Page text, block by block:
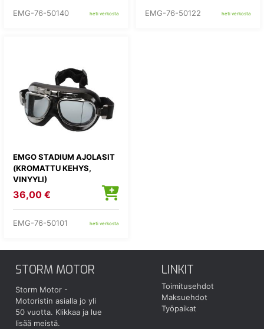
EMG-76-50140 heti verkosta EMG-76-50122 heti verkosta
EMGO STADIUM AJOLASIT
(KROMATTU KEHYS,
VINYYLI)
36,00 €
EMG-76-50101 heti verkosta
STORM MOTOR
Storm Motor -
Motoristin asialla jo yli
50 vuotta. Klikkaa ja lue
lisää meistä.
LINKIT
Toimitusehdot
Maksuehdot
Työpaikat